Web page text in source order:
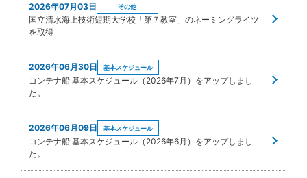
2026年07月03日 その他
国立清水海上技術短期大学校「第７教室」のネーミングライツ
を取得
2026年06月30日 基本スケジュール
コンテナ船 基本スケジュール（2026年7月）をアップしまし
た。
2026年06月09日 基本スケジュール
コンテナ船 基本スケジュール（2026年6月）をアップしまし
た。